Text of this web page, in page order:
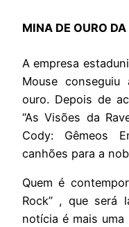
MINA DE OURO
A empresa
Mouse
ouro. Depois de
“As Visões da
Cody: Gêmeos
canhões para a
Quem é
Rock” , que será
notícia é mais